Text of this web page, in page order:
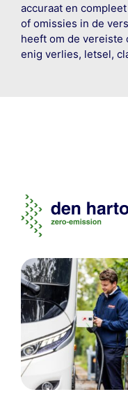
accuraat en
of omissies in de
heeft om de vereiste
enig verlies, letsel,